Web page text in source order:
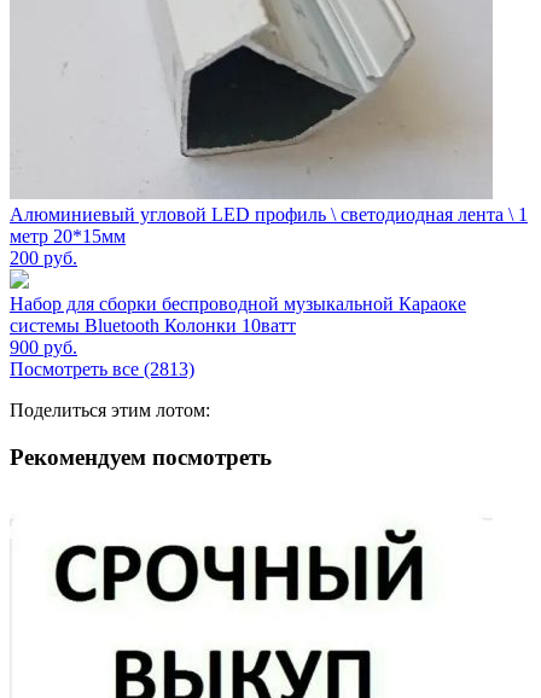
Алюминиевый угловой LED профиль \ светодиодная лента \ 1
метр 20*15мм
200 руб.
Набор для сборки беспроводной музыкальной Караоке
системы Bluetooth Колонки 10ватт
900 руб.
Посмотреть все (2813)
Поделиться этим лотом:
Рекомендуем посмотреть